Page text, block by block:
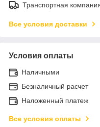
Транспортная
Все условия доставки
Условия оплаты
Наличными
Безналичный расчет
Наложенный платеж
Все условия оплаты